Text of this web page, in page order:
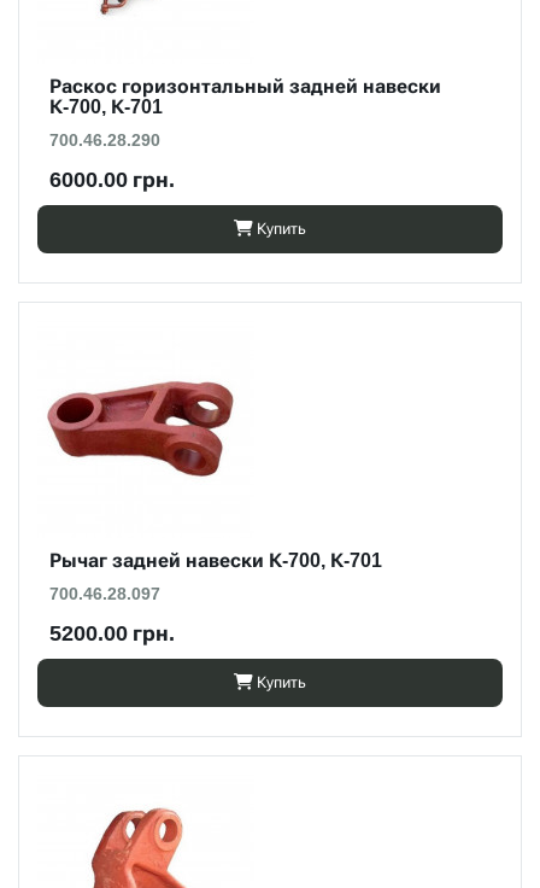
Раскос горизонтальный задней навески
К-700, К-701
700.46.28.290
6000.00 грн.
Купить
Рычаг задней навески К-700, К-701
700.46.28.097
5200.00 грн.
Купить